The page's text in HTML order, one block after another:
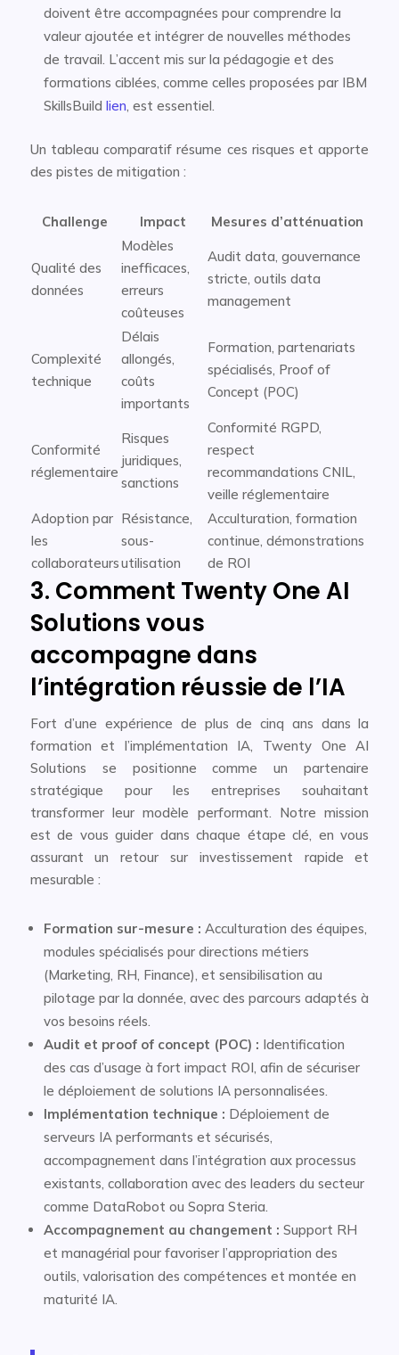
doivent être accompagnées pour comprendre la
valeur ajoutée et intégrer de nouvelles méthodes
de travail. L’accent mis sur la pédagogie et des
formations ciblées, comme celles proposées par IBM
SkillsBuild lien, est essentiel.
Un tableau comparatif résume ces risques et apporte
des pistes de mitigation :
Challenge Impact Mesures d’atténuation
Qualité des
données
Modèles
inefficaces,
erreurs
coûteuses
Audit data, gouvernance
stricte, outils data
management
Complexité
technique
Délais
allongés,
coûts
importants
Formation, partenariats
spécialisés, Proof of
Concept (POC)
Conformité
réglementaire
Risques
juridiques,
sanctions
Conformité RGPD,
respect
recommandations CNIL,
veille réglementaire
Adoption par
les
collaborateurs
Résistance,
sous-
utilisation
Acculturation, formation
continue, démonstrations
de ROI
3. Comment Twenty One AI
Solutions vous
accompagne dans
l’intégration réussie de l’IA
Fort d’une expérience de plus de cinq ans dans la
formation et l’implémentation IA, Twenty One AI
Solutions se positionne comme un partenaire
stratégique pour les entreprises souhaitant
transformer leur modèle performant. Notre mission
est de vous guider dans chaque étape clé, en vous
assurant un retour sur investissement rapide et
mesurable :
Formation sur-mesure : Acculturation des équipes,
modules spécialisés pour directions métiers
(Marketing, RH, Finance), et sensibilisation au
pilotage par la donnée, avec des parcours adaptés à
vos besoins réels.
Audit et proof of concept (POC) : Identification
des cas d’usage à fort impact ROI, afin de sécuriser
le déploiement de solutions IA personnalisées.
Implémentation technique : Déploiement de
serveurs IA performants et sécurisés,
accompagnement dans l’intégration aux processus
existants, collaboration avec des leaders du secteur
comme DataRobot ou Sopra Steria.
Accompagnement au changement : Support RH
et managérial pour favoriser l’appropriation des
outils, valorisation des compétences et montée en
maturité IA.